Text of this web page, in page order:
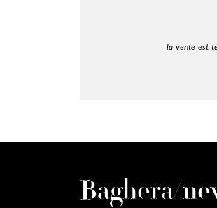
la vente est
Baghera/